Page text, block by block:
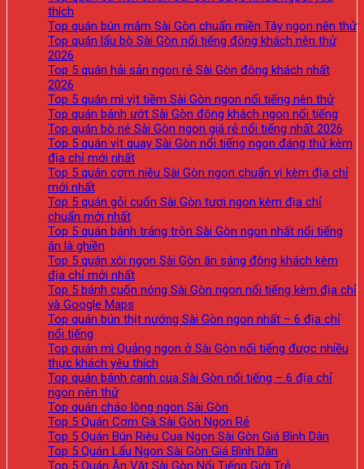
thích
Top quán bún mắm Sài Gòn chuẩn miền Tây ngon nên thử
Top quán lẩu bò Sài Gòn nổi tiếng đông khách nên thử
2026
Top 5 quán hải sản ngon rẻ Sài Gòn đông khách nhất
2026
Top 5 quán mì vịt tiềm Sài Gòn ngon nổi tiếng nên thử
Top quán bánh ướt Sài Gòn đông khách ngon nổi tiếng
Top quán bò né Sài Gòn ngon giá rẻ nổi tiếng nhất 2026
Top 5 quán vịt quay Sài Gòn nổi tiếng ngon đáng thử kèm
địa chỉ mới nhất
Top 5 quán cơm niêu Sài Gòn ngon chuẩn vị kèm địa chỉ
mới nhất
Top 5 quán gỏi cuốn Sài Gòn tươi ngon kèm địa chỉ
chuẩn mới nhất
Top 5 quán bánh tráng trộn Sài Gòn ngon nhất nổi tiếng
ăn là ghiền
Top 5 quán xôi ngon Sài Gòn ăn sáng đông khách kèm
địa chỉ mới nhất
Top 5 bánh cuốn nóng Sài Gòn ngon nổi tiếng kèm địa chỉ
và Google Maps
Top quán bún thịt nướng Sài Gòn ngon nhất – 6 địa chỉ
nổi tiếng
Top quán mì Quảng ngon ở Sài Gòn nổi tiếng được nhiều
thực khách yêu thích
Top quán bánh canh cua Sài Gòn nổi tiếng – 6 địa chỉ
ngon nên thử
Top quán cháo lòng ngon Sài Gòn
Top 5 Quán Cơm Gà Sài Gòn Ngon Rẻ
Top 5 Quán Bún Riêu Cua Ngon Sài Gòn Giá Bình Dân
Top 5 Quán Lẩu Ngon Sài Gòn Giá Bình Dân
Top 5 Quán Ăn Vặt Sài Gòn Nổi Tiếng Giới Trẻ